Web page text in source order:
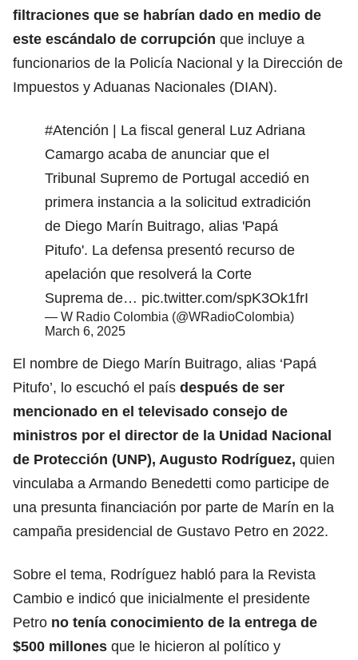
filtraciones que se habrían dado en medio de
este escándalo de corrupción que incluye a
funcionarios de la Policía Nacional y la Dirección de
Impuestos y Aduanas Nacionales (DIAN).
#Atención | La fiscal general Luz Adriana
Camargo acaba de anunciar que el
Tribunal Supremo de Portugal accedió en
primera instancia a la solicitud extradición
de Diego Marín Buitrago, alias 'Papá
Pitufo'. La defensa presentó recurso de
apelación que resolverá la Corte
Suprema de… pic.twitter.com/spK3Ok1frI
— W Radio Colombia (@WRadioColombia)
March 6, 2025
El nombre de Diego Marín Buitrago, alias ‘Papá
Pitufo’, lo escuchó el país después de ser
mencionado en el televisado consejo de
ministros por el director de la Unidad Nacional
de Protección (UNP), Augusto Rodríguez, quien
vinculaba a Armando Benedetti como participe de
una presunta financiación por parte de Marín en la
campaña presidencial de Gustavo Petro en 2022.
Sobre el tema, Rodríguez habló para la Revista
Cambio e indicó que inicialmente el presidente
Petro no tenía conocimiento de la entrega de
$500 millones que le hicieron al político y